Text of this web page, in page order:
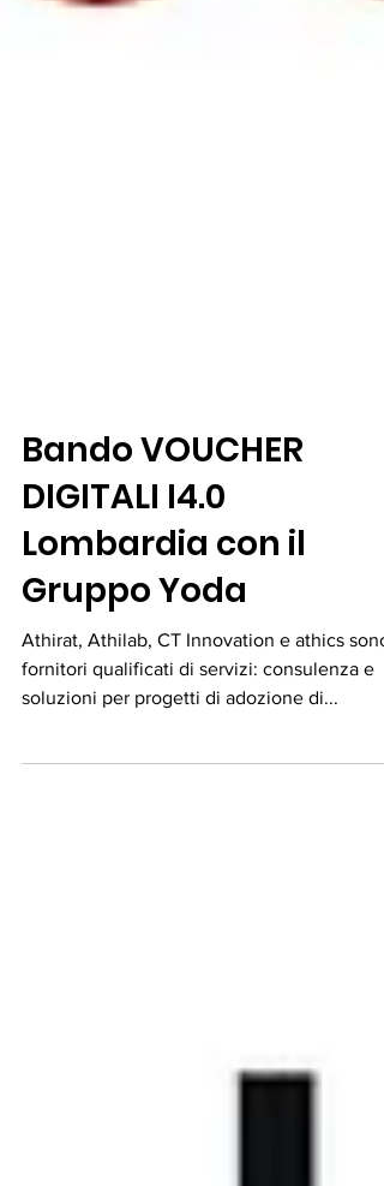
Bando VOUCHER
DIGITALI I4.0
Lombardia con il
Gruppo Yoda
fornitori qualificati di servizi: consulenza e